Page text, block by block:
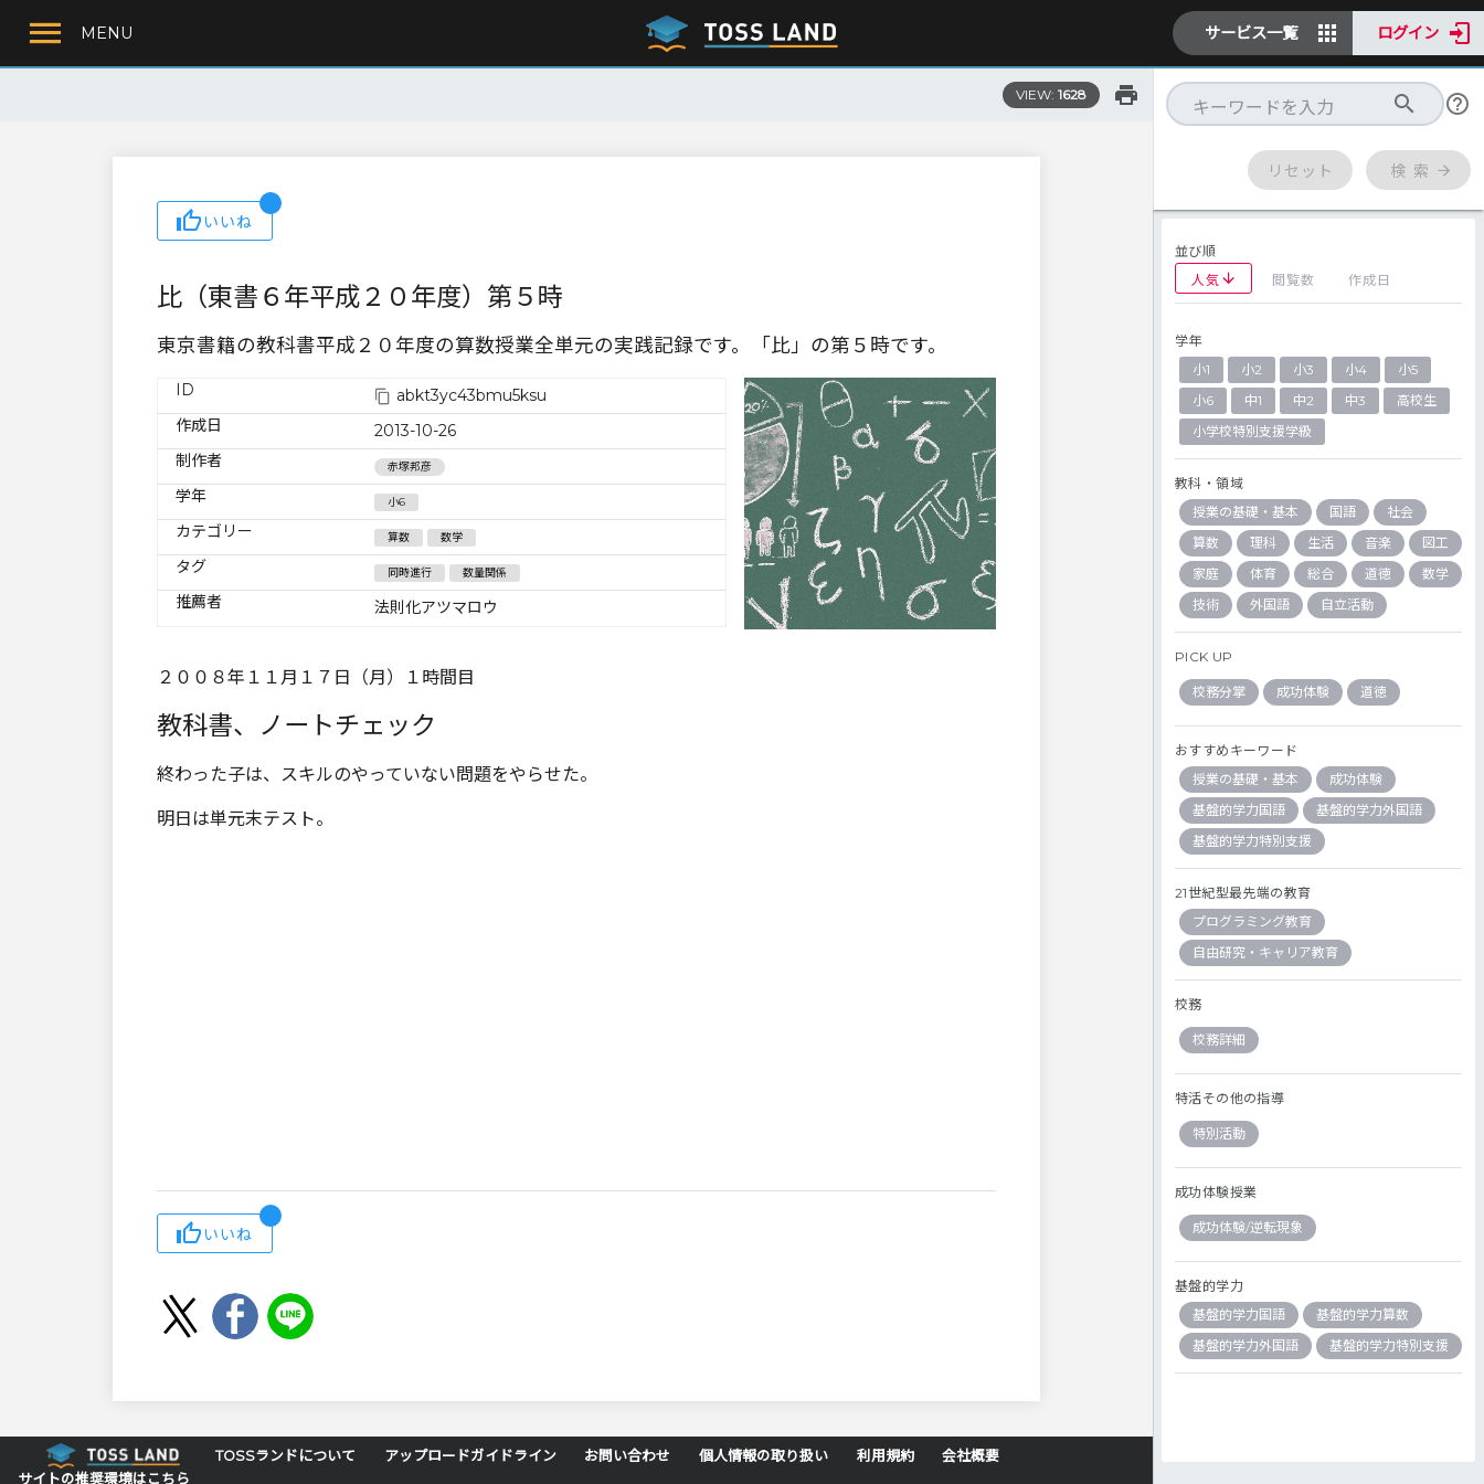
MENU サービス一覧 ログイン
VIEW: 1628
いいね
比（東書６年平成２０年度）第５時
東京書籍の教科書平成２０年度の算数授業全単元の実践記録です。「比」の第５時です。
ID
abkt3yc43bmu5ksu
作成日
2013-10-26
制作者
赤塚邦彦
学年 小6
カテゴリー 算数 数学
タグ 同時進行 数量関係
推薦者 法則化アツマロウ
２００８年１１月１７日（月）１時間目
教科書、ノートチェック
終わった子は、スキルのやっていない問題をやらせた。
明日は単元末テスト。
いいね
TOSSランドについて アップロードガイドライン お問い合わせ 個人情報の取り扱い 利用規約
会社概要
サイトの推奨環境はこちら
リセット 検 索
並び順
人気
閲覧数 作成日
学年
小1
小2 小3 小4
小5
小6
中1 中2 中3
高校生
小学校特別支援学級
教科・領域
授業の基礎・基本
国語
社会
算数
理科 生活 音楽
図工
家庭
体育 総合 道徳
数学
技術
外国語 自立活動
PICK UP
校務分掌 成功体験 道徳
おすすめキーワード
授業の基礎・基本
成功体験
基盤的学力国語
基盤的学力外国語
基盤的学力特別支援
21世紀型最先端の教育
プログラミング教育
自由研究・キャリア教育
校務
校務詳細
特活その他の指導
特別活動
成功体験授業
成功体験/逆転現象
基盤的学力
基盤的学力国語
基盤的学力算数
基盤的学力外国語
基盤的学力特別支援